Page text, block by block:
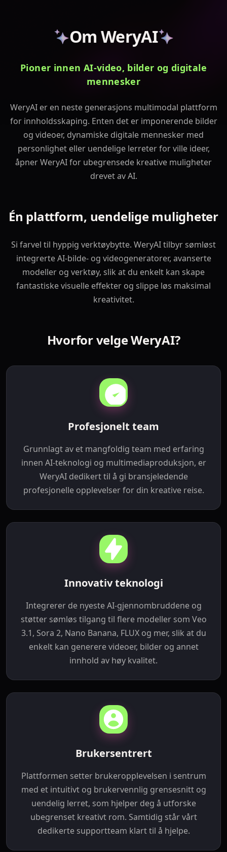
Om WeryAI
Pioner innen AI‑video, bilder og digitale
mennesker
WeryAI er en neste generasjons multimodal plattform
for innholdsskaping. Enten det er imponerende bilder
og videoer, dynamiske digitale mennesker med
personlighet eller uendelige lerreter for ville ideer,
åpner WeryAI for ubegrensede kreative muligheter
drevet av AI.
Én plattform, uendelige muligheter
Si farvel til hyppig verktøybytte. WeryAI tilbyr sømløst
integrerte AI‑bilde- og videogeneratorer, avanserte
modeller og verktøy, slik at du enkelt kan skape
fantastiske visuelle effekter og slippe løs maksimal
kreativitet.
Hvorfor velge WeryAI?
Profesjonelt team
Grunnlagt av et mangfoldig team med erfaring
innen AI‑teknologi og multimediaproduksjon, er
WeryAI dedikert til å gi bransjeledende
profesjonelle opplevelser for din kreative reise.
Innovativ teknologi
Integrerer de nyeste AI‑gjennombruddene og
støtter sømløs tilgang til flere modeller som Veo
3.1, Sora 2, Nano Banana, FLUX og mer, slik at du
enkelt kan generere videoer, bilder og annet
innhold av høy kvalitet.
Brukersentrert
Plattformen setter brukeropplevelsen i sentrum
med et intuitivt og brukervennlig grensesnitt og
uendelig lerret, som hjelper deg å utforske
ubegrenset kreativt rom. Samtidig står vårt
dedikerte supportteam klart til å hjelpe.